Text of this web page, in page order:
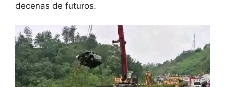
decenas de futuros.